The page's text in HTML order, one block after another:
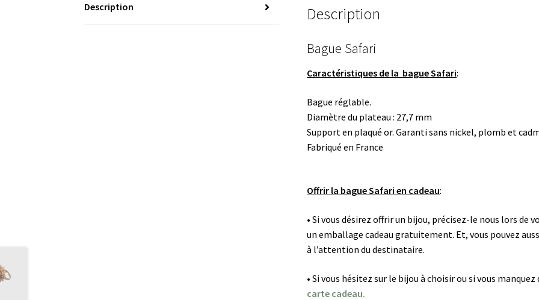
Description Description
Bague Safari
Caractéristiques de la bague Safari:
Bague réglable.
Diamètre du plateau : 27,7 mm
Support en plaqué or. Garanti sans nickel, plomb et
Fabriqué en France
Offrir la bague Safari en cadeau:
• Si vous désirez offrir un bijou, précisez-le nous lors de
un emballage cadeau gratuitement. Et, vous pouvez
à l’attention du destinataire.
• Si vous hésitez sur le bijou à choisir ou si vous
carte cadeau.